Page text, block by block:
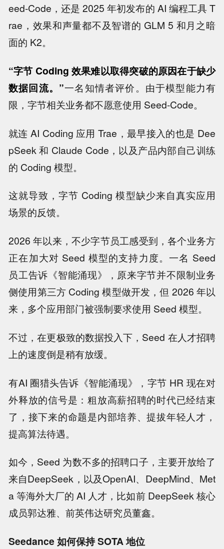
eed-Code，还是 2025 年初发布的 AI 编程工具 T
rae，效果和声量都不及智谱的 GLM 5 和月之暗
面的 K2。
“字节 Coding 效果难以取得突破的原因在于缺少
数据回流。”一名知情者评价。由于模型能力有
限，字节相关业务都不愿意使用 Seed-Code。
就连 AI Coding 应用 Trae，最早接入的也是 Dee
pSeek 和 Claude Code，以及产品内部自己训练
的 Coding 模型。
这就导致，字节 Coding 模型缺少来自真实应用
场景的反馈。
2026 年以来，不少字节员工感受到，各个业务方
正在加大对 Seed 模型的支持力度。一名 Seed
员工告诉《智能涌现》，原来字节并不限制业务
侧使用第三方 Coding 模型做开发，但 2026 年以
来，多个应用部门被强制要求使用 Seed 模型。
不过，在更极致的数据投入下，Seed 在人才招聘
上的速度倒是稍有放缓。
有AI 圈猎头告诉《智能涌现》，字节 HR 现在对
外释放的信号是：粗放高薪招聘的时代已经结束
了，接下来的命题是内部培养、提拔年轻人才，
提高算法待遇。
如今，Seed 为数不多的招聘口子，主要开放给了
来自DeepSeek，以及OpenAI、DeepMind、Met
a 等海外大厂的 AI 人才，比如前 DeepSeek 核心
成员郭达雅、前英伟达研究员董鑫。
Seedance 如何保持 SOTA 地位